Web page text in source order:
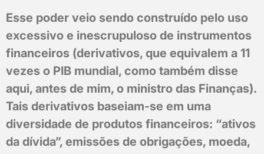
Esse poder veio sendo construído pelo uso
excessivo e inescrupuloso de instrumentos
financeiros (derivativos, que equivalem a 11
vezes o PIB mundial, como também disse
aqui, antes de mim, o ministro das Finanças).
Tais derivativos baseiam-se em uma
diversidade de produtos financeiros: “ativos
da dívida”, emissões de obrigações, moeda,